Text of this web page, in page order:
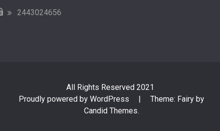
2443024656
All Rights Reserved 2021
Proudly powered by WordPress
|
Theme: Fairy by
Candid Themes.